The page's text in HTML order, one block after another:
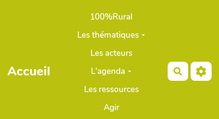
Aller au contenu principal
Accueil
100%Rural
Les thématiques
Les acteurs
L'agenda
Les ressources
Agir